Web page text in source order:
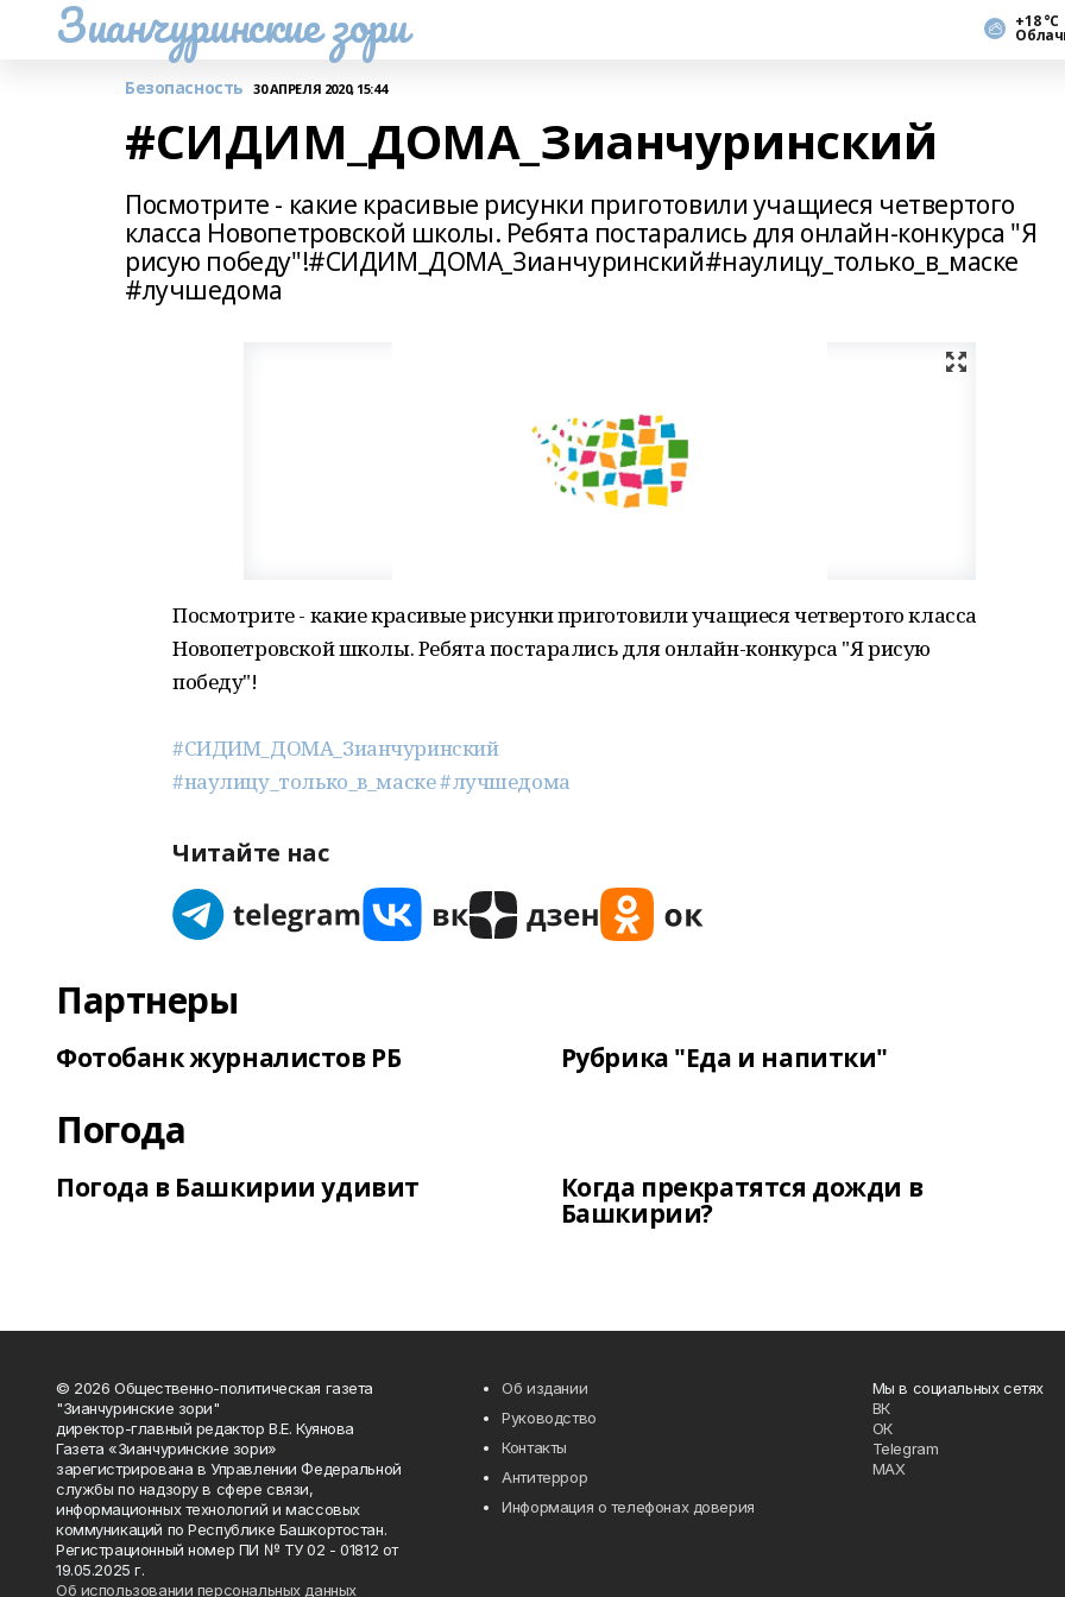
Зианчуринские зори +18 °С
Безопасность 30 АПРЕЛЯ 2020, 15:44
#СИДИМ_ДОМА_Зианчуринский
Посмотрите - какие красивые рисунки приготовили учащиеся четвертого
класса Новопетровской школы. Ребята постарались для онлайн-конкурса "Я
рисую победу"!#СИДИМ_ДОМА_Зианчуринский#наулицу_только_в_маске
#лучшедома
Посмотрите - какие красивые рисунки приготовили учащиеся четвертого класса
Новопетровской школы. Ребята постарались для онлайн-конкурса "Я рисую
победу"!
#СИДИМ_ДОМА_Зианчуринский
#наулицу_только_в_маске#лучшедома
Читайте нас
Партнеры
Фотобанк журналистов РБ Рубрика "Еда и напитки"
Погода
Погода в Башкирии удивит Когда прекратятся дожди в
Башкирии?
© 2026 Общественно-политическая газета
"Зианчуринские зори"
директор-главный редактор В.Е. Куянова
Газета «Зианчуринские зори»
зарегистрирована в Управлении Федеральной
службы по надзору в сфере связи,
информационных технологий и массовых
коммуникаций по Республике Башкортостан.
Регистрационный номер ПИ № ТУ 02 - 01812 от
19.05.2025 г.
Об использовании персональных данных
Об издании
Руководство
Контакты
Антитеррор
Информация о телефонах доверия
Мы в социальных сетях
ВК
ОК
Telegram
MAX